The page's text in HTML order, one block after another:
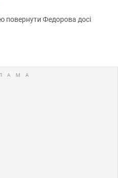
повернути Федорова досі